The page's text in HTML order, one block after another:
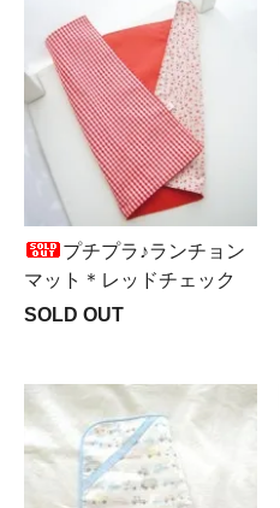
プチプラ♪ランチョン
マット＊レッドチェック
SOLD OUT